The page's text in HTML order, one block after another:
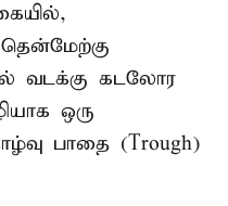
வடக்கு கடலோர
ஒரு
பாதை (Trough)